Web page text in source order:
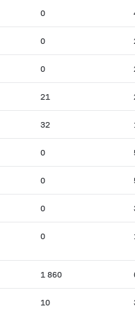
0
0
0
21
32
0
0
0
0
1 860
10